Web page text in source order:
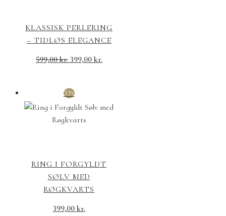
KLASSISK PERLERING
– TIDLØS ELEGANCE
599,00kr. 399,00 kr.
33%
RING I FORGYLDT
SØLV MED
RØGKVARTS
399,00 kr.